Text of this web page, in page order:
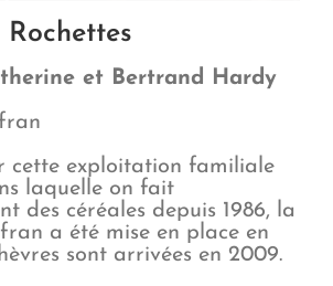
Rochettes
et Bertrand Hardy
cette exploitation familiale
laquelle on fait
des céréales depuis 1986, la
a été mise en place en
sont arrivées en 2009.